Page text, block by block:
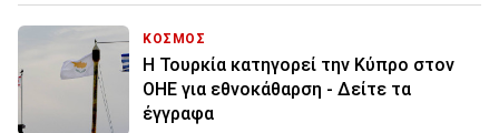
ΚΟΣΜΟΣ
H Τουρκία κατηγορεί την Κύπρο στον
ΟΗΕ για εθνοκάθαρση - Δείτε τα
έγγραφα